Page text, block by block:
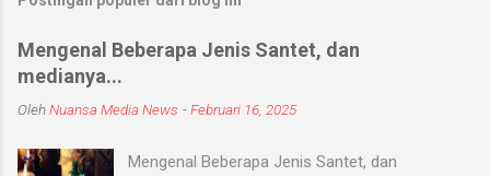
Mengenal Beberapa Jenis Santet, dan
medianya...
OlehNuansa Media News -Februari 16, 2025
Mengenal Beberapa Jenis Santet, dan